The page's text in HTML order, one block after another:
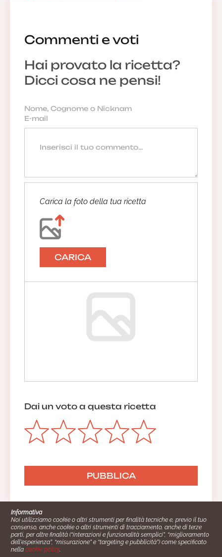
Commenti e voti
Hai provato la ricetta?
Dicci cosa ne pensi!
Carica la foto della tua ricetta
CARICA
Dai un voto a questa ricetta
Informativa
Noi utilizziamo cookie o altri strumenti per finalità tecniche e, previo il tuo
consenso, anche cookie o altri strumenti di tracciamento, anche di terze
parti, per altre finalità (“interazioni e funzionalità semplici”, “miglioramento
dell'esperienza”, “misurazione” e “targeting e pubblicità”) come specificato
nellacookie policy.